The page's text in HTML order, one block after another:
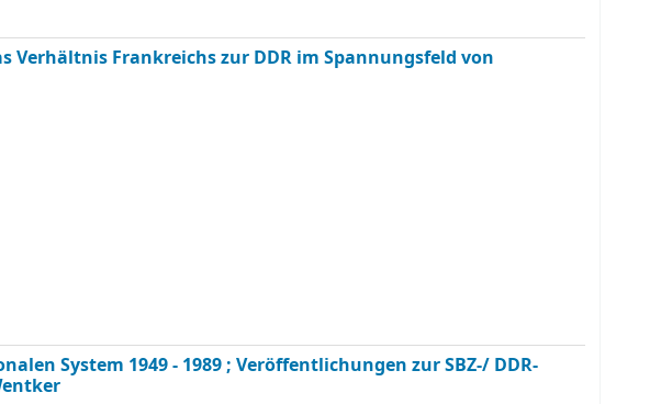
Verhältnis Frankreichs zur DDR im Spannungsfeld von
System 1949 - 1989 ; Veröffentlichungen zur SBZ-/ DDR-